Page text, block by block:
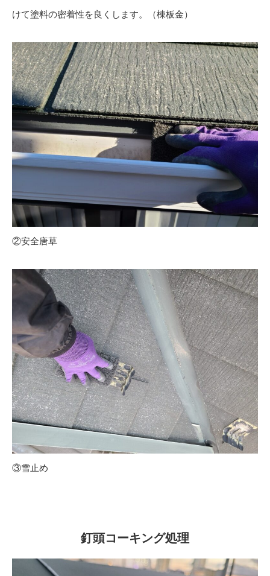
けて塗料の密着性を良くします。（棟板金）
②安全唐草
③雪止め
釘頭コーキング処理